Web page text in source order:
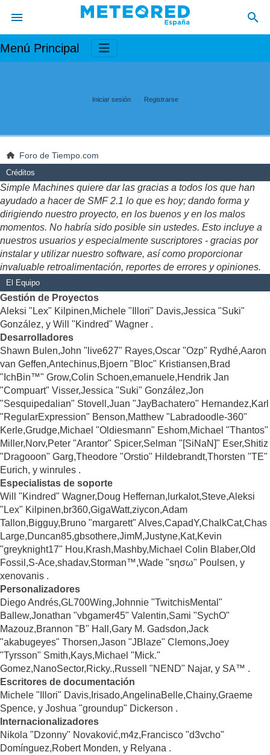
Menú Principal
Iniciar sesión Registrarse
Foro de Tiempo.com
Créditos
Simple Machines quiere dar las gracias a todos los que han
ayudado a hacer de SMF 2.1 lo que es hoy; dando forma y
dirigiendo nuestro proyecto, en los buenos y en los malos
momentos. No habría sido posible sin ustedes. Esto incluye a
nuestros usuarios y especialmente suscriptores - gracias por
instalar y utilizar nuestro software, así como proporcionar
invaluable retroalimentación, reportes de errores y opiniones.
El Equipo
Gestión de Proyectos
Aleksi "Lex" Kilpinen,Michele "Illori" Davis,Jessica "Suki"
González, y Will "Kindred" Wagner .
Desarrolladores
Shawn Bulen,John "live627" Rayes,Oscar "Ozp" Rydhé,Aaron
van Geffen,Antechinus,Bjoern "Bloc" Kristiansen,Brad
"IchBin™" Grow,Colin Schoen,emanuele,Hendrik Jan
"Compuart" Visser,Jessica "Suki" González,Jon
"Sesquipedalian" Stovell,Juan "JayBachatero" Hernandez,Karl
"RegularExpression" Benson,Matthew "Labradoodle-360"
Kerle,Grudge,Michael "Oldiesmann" Eshom,Michael "Thantos"
Miller,Norv,Peter "Arantor" Spicer,Selman "[SiNaN]" Eser,Shitiz
"Dragooon" Garg,Theodore "Orstio" Hildebrandt,Thorsten "TE"
Eurich, y winrules .
Especialistas de soporte
Will "Kindred" Wagner,Doug Heffernan,lurkalot,Steve,Aleksi
"Lex" Kilpinen,br360,GigaWatt,ziycon,Adam
Tallon,Bigguy,Bruno "margarett" Alves,CapadY,ChalkCat,Chas
Large,Duncan85,gbsothere,JimM,Justyne,Kat,Kevin
"greyknight17" Hou,Krash,Mashby,Michael Colin Blaber,Old
Fossil,S-Ace,shadav,Storman™,Wade "sησω" Poulsen, y
xenovanis .
Personalizadores
Diego Andrés,GL700Wing,Johnnie "TwitchisMental"
Ballew,Jonathan "vbgamer45" Valentin,Sami "SychO"
Mazouz,Brannon "B" Hall,Gary M. Gadsdon,Jack
"akabugeyes" Thorsen,Jason "JBlaze" Clemons,Joey
"Tyrsson" Smith,Kays,Michael "Mick."
Gomez,NanoSector,Ricky.,Russell "NEND" Najar, y SA™ .
Escritores de documentación
Michele "Illori" Davis,Irisado,AngelinaBelle,Chainy,Graeme
Spence, y Joshua "groundup" Dickerson .
Internacionalizadores
Nikola "Dzonny" Novaković,m4z,Francisco "d3vcho"
Domínguez,Robert Monden, y Relyana .